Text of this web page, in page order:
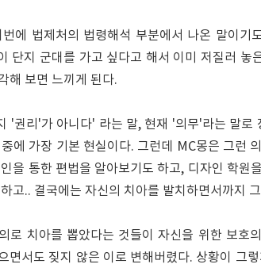
에 법제처의 법령해석 부분에서 나온 말이기
단지 군대를 가고 싶다고 해서 이미 저질러 놓
해 보면 느끼게 된다.
'권리'가 아니다' 라는 말, 현재 '의무'라는 말로
에 가장 기본 현실이다. 그런데 MC몽은 그런
을 통한 편법을 알아보기도 하고, 디자인 학원
고.. 결국에는 자신의 치아를 발치하면서까지
로 치아를 뽑았다는 것들이 자신을 위한 보호
면서도 짖지 않은 이로 변해버렸다. 상황이 그